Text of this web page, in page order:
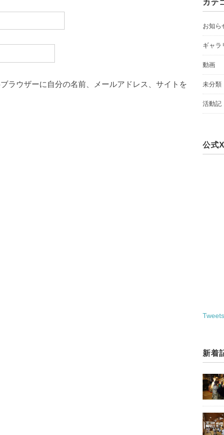
ラウザーに自分の名前、メールアドレス、サイトを
カテ
お知ら
ギャラ
動画
未分類
活動記
公式X
新着